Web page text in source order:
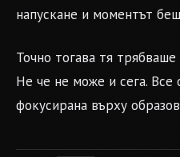
напускане и моментът
Точно тогава тя
Не че не може и сега.
фокусирана върху